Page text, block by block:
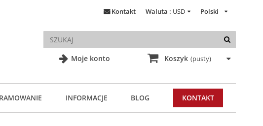
Moje konto
Polski
Waluta : USD
Kontakt
Koszyk (pusty)
INFORMACJE BLOG KONTAKT